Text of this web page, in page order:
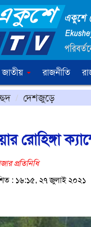
জাতীয় রাজনীতি
দেশজুড়ে
রোহিঙ্গা
প্রতিনিধি
: ১৬:১৫, ২৭ জুলাই ২০২১